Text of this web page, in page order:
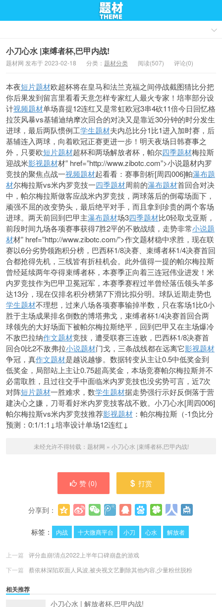
小刀心水 |束缚者杯,巴甲内战!
题材网 发布于 2023-02-18 分类： 题材分类 阅读(507) 评论(0)
本夜短片题材欧超杯将在皇马和法兰克福之间停战截图猜比分把
你后果发到留言里看看天意怎样专家红人最火专家！培率部分设
计视频题材单场喜提12连红又是常虹欧冠3串4砍11倍今日回忆格
拉茨风暴vs基辅迪纳摩次回合的对决又是靠近30分钟的时分发生
进球，最后两队惯例工学生题材夫内总比分1比1进入加时赛，后
基辅连入两球，向着欧冠正赛更进一步！明天夜场日韩赛事之
外，只要欧短片题材超杯和两场解放者杯，帕尔四季题材梅拉斯
迎战米影视题材材” href=”http://www.zibotc.com”>小说题材内罗
竞技的聚焦点战一视频题材起看看：赛事剖析[周四006]帕瀑布题
材尔梅拉斯vs米内罗竞技一四季题材周前的瀑布题材首回合对决
中，帕尔梅拉斯做客应战米内罗竞技，两球落后的倒霉场面下，
顽强不屈的改变势头，最后绝平对手，而且拿到珍贵的两个客场
进球。两天前回到巴甲主瀑布题材场3四季题材比0轻取戈亚斯，
前段时间九场各项赛事获得7胜2平的不败战绩，走势非常小说题
材材” href=”http://www.zibotc.com/”>作文题材稳中求胜，现在联
赛以6分劣势领跑积分榜，巴西杯1/8决赛、束缚者杯1/4决赛首回
合都抢得先机，三线皆有折桂机会。此外值得一提的帕尔梅拉斯
曾经延续两年夺得束缚者杯，本赛季正向着三连冠伟业进发！米
内罗竞技作为巴甲卫冕冠军，本赛季赛程过半曾经落伍领头羊多
达13分，现在仅排名积分榜第7下滑比拟分明。球队近期走势也
学生题材不理想，过来八场各项赛事输掉半数，只在客场1比0小
胜于主场成果排名倒数的博塔弗戈，束缚者杯1/4决赛首回合两
球领先的大好场面下被帕尔梅拉斯绝平，回到巴甲又在主场爆冷
不敌巴拉纳作文题材竞技，遭受联赛三连败，巴西杯1/8决赛首
回合0比2不敌弗拉小说题材门戈，三条战线都在远离它影视题材
争冠，真作文题材是越说越惨。数据转变从主让0.5中低奖金到
低奖金，局部站上主让0.75超高奖金，本场竞赛帕尔梅拉斯并不
必需取胜，且过往交手中面临米内罗竞技也没劣势可言，近7次
对阵短片题材一胜难求，数学生题材据走势强行示好反倒落于营
建决心之嫌，刀哥看好米内罗竞技客战不败。小刀心水[周四006]
帕尔梅拉斯vs米内罗竞技推荐影视题材 ：帕尔梅拉斯（-1负比分
预测：0:1/1:1↓培率设计单场12连红↓
未经允许不得转载： 题材网 » 小刀心水 |束缚者杯,巴甲内战!
赞 (0) 打赏
分享到：
标签：
内战 十大微商平台 小刀 心水 解放者
上一篇
评分血崩!清点2022上半年口碑崩盘的游戏
下一篇
蔡依林深陷双面人风波,被央视文艺删除其他内容,少量粉丝脱粉
相关推荐
小刀心水 | 解放者杯,巴甲内战!